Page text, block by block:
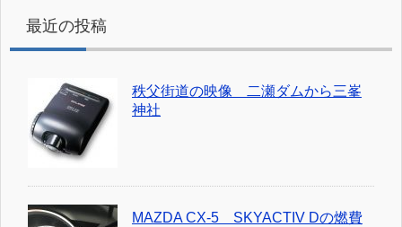
最近の投稿
秩父街道の映像 二瀬ダムから三峯
神社
MAZDA CX-5 SKYACTIV Dの燃費